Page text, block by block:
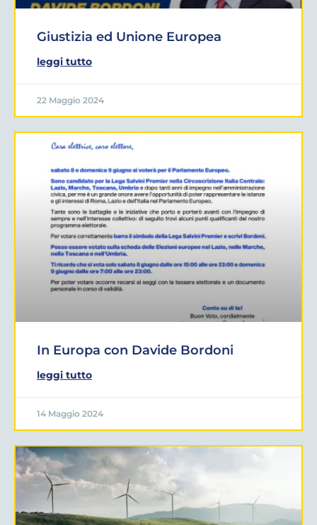
Giustizia ed Unione Europea
leggi tutto
22 Maggio 2024
In Europa con Davide Bordoni
leggi tutto
14 Maggio 2024